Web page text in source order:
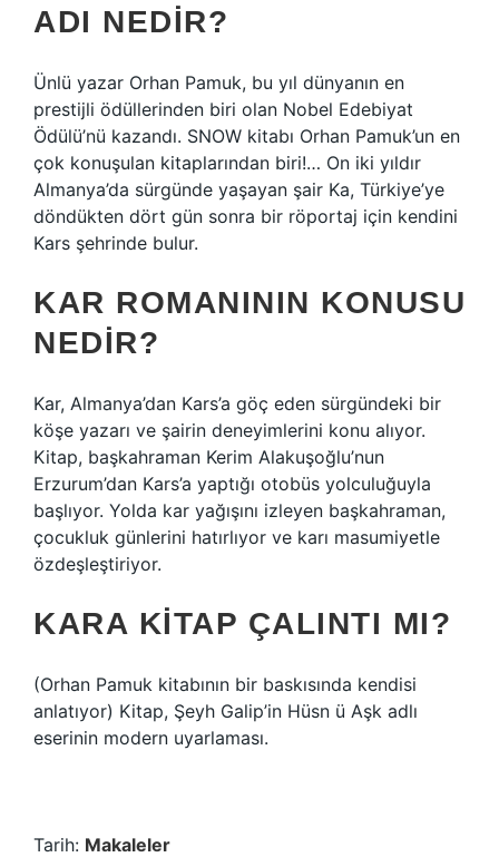
ADI NEDIR?
Ünlü yazar Orhan Pamuk, bu yıl dünyanın en
prestijli ödüllerinden biri olan Nobel Edebiyat
Ödülü’nü kazandı. SNOW kitabı Orhan Pamuk’un en
çok konuşulan kitaplarından biri!… On iki yıldır
Almanya’da sürgünde yaşayan şair Ka, Türkiye’ye
döndükten dört gün sonra bir röportaj için kendini
Kars şehrinde bulur.
KAR ROMANININ KONUSU
NEDIR?
Kar, Almanya’dan Kars’a göç eden sürgündeki bir
köşe yazarı ve şairin deneyimlerini konu alıyor.
Kitap, başkahraman Kerim Alakuşoğlu’nun
Erzurum’dan Kars’a yaptığı otobüs yolculuğuyla
başlıyor. Yolda kar yağışını izleyen başkahraman,
çocukluk günlerini hatırlıyor ve karı masumiyetle
özdeşleştiriyor.
KARA KITAP ÇALINTI MI?
(Orhan Pamuk kitabının bir baskısında kendisi
anlatıyor) Kitap, Şeyh Galip’in Hüsn ü Aşk adlı
eserinin modern uyarlaması.
Tarih: Makaleler